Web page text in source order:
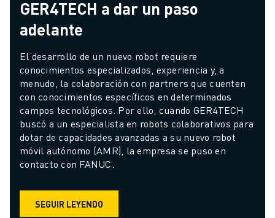
GER4TECH a dar un paso
adelante
El desarrollo de un nuevo robot requiere
conocimientos especializados, experiencia y, a
menudo, la colaboración con partners que cuenten
con conocimientos específicos en determinados
campos tecnológicos. Por ello, cuando GER4TECH
buscó a un especialista en robots colaborativos para
dotar de capacidades avanzadas a su nuevo robot
móvil autónomo (AMR), la empresa se puso en
contacto con FANUC.
SEGUIR LEYENDO